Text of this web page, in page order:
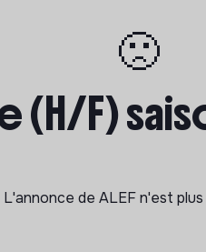
🙁
(H/F)
L'annonce de ALEFn'est